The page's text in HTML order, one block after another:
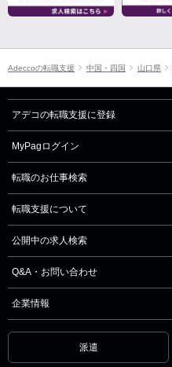
Adeccoの転職支援 中国・四国 山口県
アデコの転職支援に登録
MyPagログイン
転職のお仕事検索
転職支援について
公開中の求人検索
Q&A・お問い合わせ
企業情報
派遣